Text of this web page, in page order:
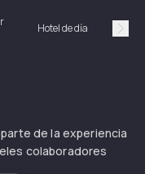
Hotel de día
de la experiencia
colaboradores